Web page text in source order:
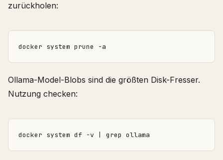
zurückholen:
Ollama-Model-Blobs sind die größten Disk-Fresser.
Nutzung checken:
docker system df -v